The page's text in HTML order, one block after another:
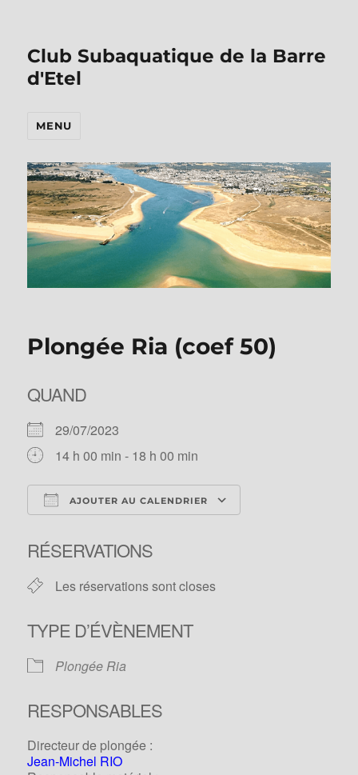
Club Subaquatique de la Barre
d'Etel
MENU
Plongée Ria (coef 50)
QUAND
29/07/2023
14 h 00 min - 18 h 00 min
AJOUTER AU CALENDRIER
RÉSERVATIONS
Les réservations sont closes
TYPE D’ÉVÈNEMENT
Plongée Ria
RESPONSABLES
Directeur de plongée :
Jean-Michel RIO